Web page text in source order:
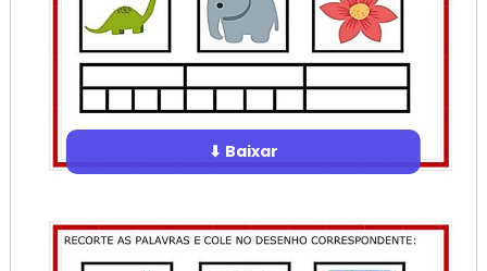
⬇ Baixar